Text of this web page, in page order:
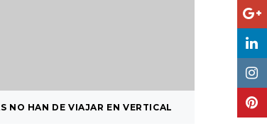
NO HAN DE VIAJAR EN VERTICAL BEBÉ